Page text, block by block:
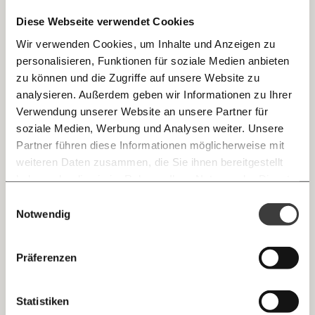
Diese Webseite verwendet Cookies
Wir verwenden Cookies, um Inhalte und Anzeigen zu
personalisieren, Funktionen für soziale Medien anbieten
zu können und die Zugriffe auf unsere Website zu
analysieren. Außerdem geben wir Informationen zu Ihrer
Verwendung unserer Website an unsere Partner für
soziale Medien, Werbung und Analysen weiter. Unsere
Partner führen diese Informationen möglicherweise mit
weiteren Daten zusammen, die Sie ihnen bereitgestellt
Notwendig
Präferenzen
Statistiken
Immer auf dem Laufenden
bleiben mit unseren gratis
E-Mail-Newslettern!
Die guten Nachrichten der
Welt nicht aus den Augen verlieren - immer
Ich werde Fördermitglied* …
E-Mail
Whatsapp